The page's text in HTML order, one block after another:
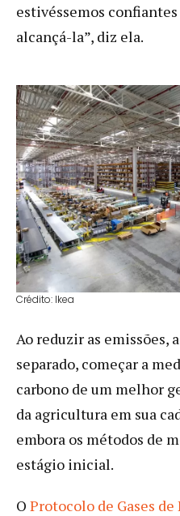
estivéssemos
alcançá-la”, diz ela.
Crédito: Ikea
Ao reduzir as emissões,
separado, começar a
carbono de um melhor
da agricultura em sua
embora os métodos de
estágio inicial.
O Protocolo de Gases